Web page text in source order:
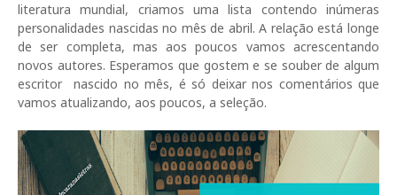
literatura mundial, criamos uma lista contendo inúmeras
personalidades nascidas no mês de abril. A relação está longe
de ser completa, mas aos poucos vamos acrescentando
novos autores. Esperamos que gostem e se souber de algum
escritor nascido no mês, é só deixar nos comentários que
vamos atualizando, aos poucos, a seleção.